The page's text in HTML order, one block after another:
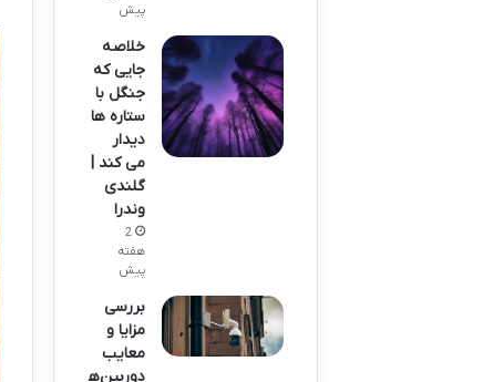
پیش
خلاصه
جایی که
جنگل با
ستاره ها
دیدار
می کند |
گلندی
وندرا
2
هفته
پیش
بررسی
مزایا و
معایب
دوربین‌ه